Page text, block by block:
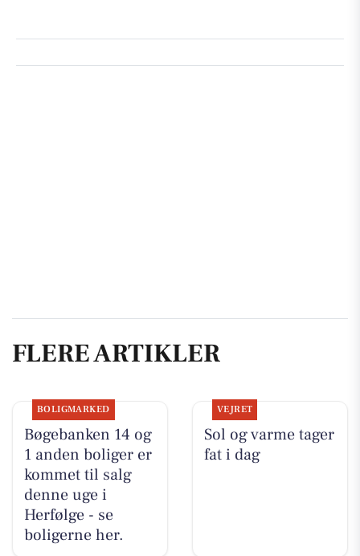
FLERE ARTIKLER
BOLIGMARKED
Bøgebanken 14 og
1 anden boliger er
kommet til salg
denne uge i
Herfølge - se
boligerne her.
VEJRET
Sol og varme tager
fat i dag